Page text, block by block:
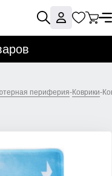
периферия-Коврики-